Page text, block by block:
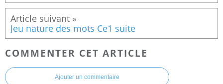
Jeu nature des mots Ce1 suite
COMMENTER CET ARTICLE
Ajouter un commentaire